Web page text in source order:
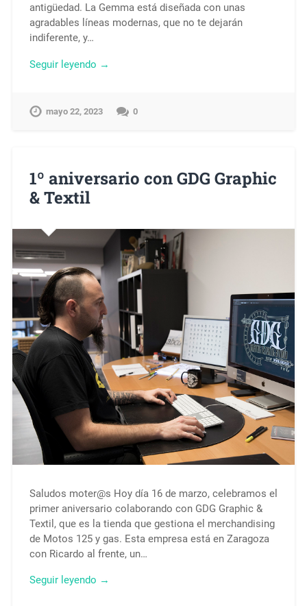
antigüedad. La Gemma está diseñada con unas
agradables líneas modernas, que no te dejarán
indiferente, y…
Seguir leyendo →
mayo 22, 2023 0
1º aniversario con GDG Graphic
& Textil
Saludos moter@s Hoy día 16 de marzo, celebramos el
primer aniversario colaborando con GDG Graphic &
Textil, que es la tienda que gestiona el merchandising
de Motos 125 y gas. Esta empresa está en Zaragoza
con Ricardo al frente, un…
Seguir leyendo →